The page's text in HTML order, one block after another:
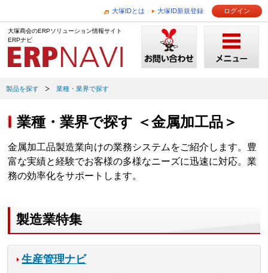
大塚IDとは 大塚ID新規登録 ログイン
大塚商会のERPソリューション情報サイト
ERPナビ
製品を探す 業種・業界で探す
業種・業界で探す ＜金属加工品＞
金属加工品製造業向けの業務システムをご紹介します。豊
富な実績と経験でお客様の多様なニーズに迅速に対応。業
務の効率化をサポートします。
製造業特集
生産管理ナビ